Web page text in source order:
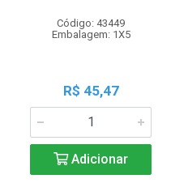
Código: 43449
Embalagem: 1X5
R$ 45,47
Adicionar